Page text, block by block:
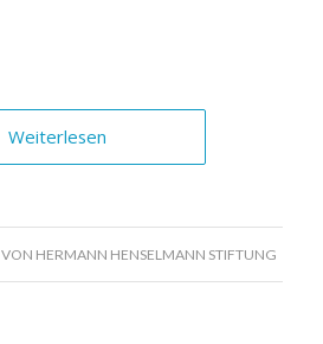
Weiterlesen
VON HERMANN HENSELMANN STIFTUNG